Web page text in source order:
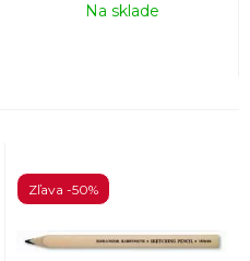
Na sklade
Zľava -50%